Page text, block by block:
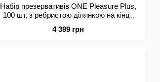
Набір презервативів ONE Pleasure Plus,
100 шт, з ребристою ділянкою на кінці,
4 399 грн